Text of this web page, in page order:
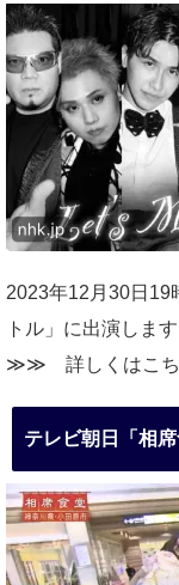
2023年12月30日19
トル」に出演します
≫≫ 詳しくはこ
テレビ朝日「相